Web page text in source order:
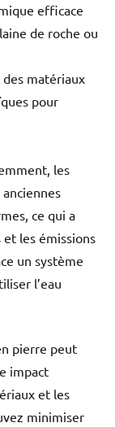
efficace
de roche ou
matériaux
pour
les
ce qui a
les émissions
un système
l’eau
pierre peut
impact
et les
minimiser